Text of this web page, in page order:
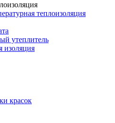
теплоизоляция
утеплитель
изоляция
красок